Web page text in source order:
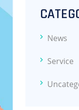
News
Service